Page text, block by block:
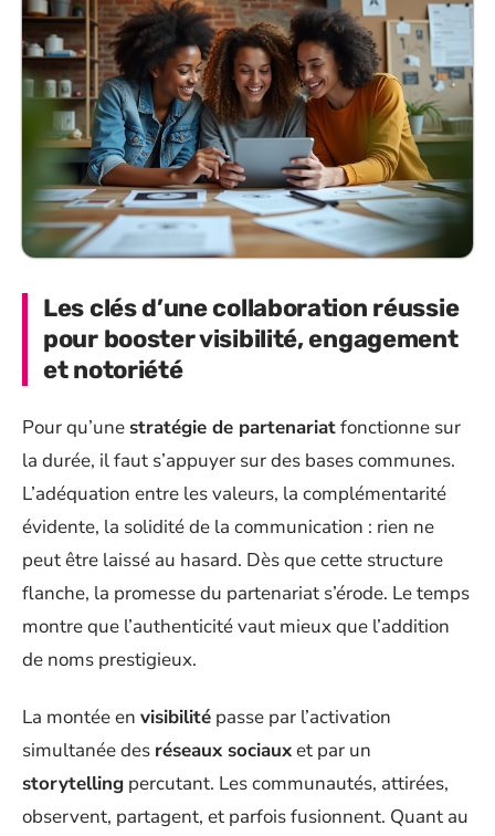
Les clés d’une collaboration réussie
pour booster visibilité, engagement
et notoriété
Pour qu’une stratégie de partenariatfonctionne sur
la durée, il faut s’appuyer sur des bases communes.
L’adéquation entre les valeurs, la complémentarité
évidente, la solidité de la communication : rien ne
peut être laissé au hasard. Dès que cette structure
flanche, la promesse du partenariat s’érode. Le temps
montre que l’authenticité vaut mieux que l’addition
de noms prestigieux.
La montée en visibilité passe par l’activation
simultanée des réseaux sociauxet par un
storytelling percutant. Les communautés, attirées,
observent, partagent, et parfois fusionnent. Quant au